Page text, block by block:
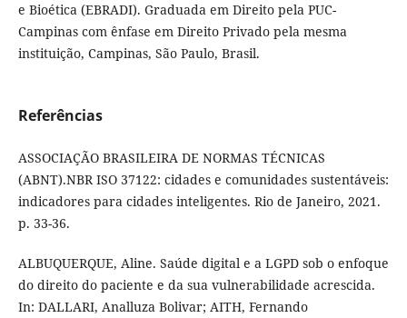
e Bioética (EBRADI). Graduada em Direito pela PUC-
Campinas com ênfase em Direito Privado pela mesma
instituição, Campinas, São Paulo, Brasil.
Referências
ASSOCIAÇÃO BRASILEIRA DE NORMAS TÉCNICAS
(ABNT).NBR ISO 37122: cidades e comunidades sustentáveis:
indicadores para cidades inteligentes. Rio de Janeiro, 2021.
p. 33-36.
ALBUQUERQUE, Aline. Saúde digital e a LGPD sob o enfoque
do direito do paciente e da sua vulnerabilidade acrescida.
In: DALLARI, Analluza Bolivar; AITH, Fernando